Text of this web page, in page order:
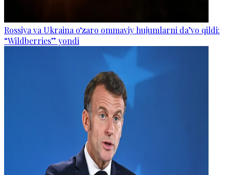
Rossiya va Ukraina o‘zaro ommaviy hujumlarni da’vo qildi:
“Wildberries” yondi